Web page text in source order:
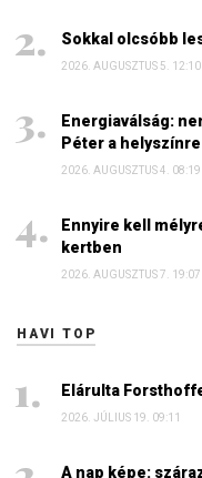
Sokkal olcsóbb
2026. AUGUSZTUS 5. 12:10
Energiaválság:
Péter a
2026. AUGUSZTUS 4. 08:19
Ennyire kell
kertben
2026. AUGUSZTUS 7. 19:07
HAVI TOP
Elárulta
2026. JÚLIUS 19. 09:11
A nap képe: